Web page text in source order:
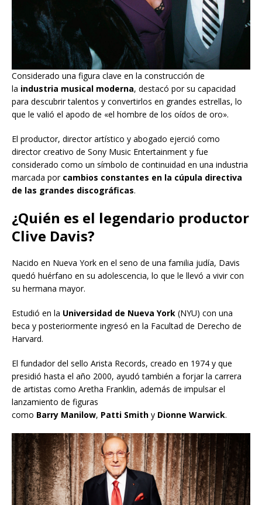
Considerado una figura clave en la construcción de
la industria musical moderna, destacó por su capacidad
para descubrir talentos y convertirlos en grandes estrellas, lo
que le valió el apodo de «el hombre de los oídos de oro».
El productor, director artístico y abogado ejerció como
director creativo de Sony Music Entertainment y fue
considerado como un símbolo de continuidad en una industria
marcada porcambios constantes en la cúpula directiva
de las grandes discográficas.
¿Quién es el legendario productor
Clive Davis?
Nacido en Nueva York en el seno de una familia judía, Davis
quedó huérfano en su adolescencia, lo que le llevó a vivir con
su hermana mayor.
Estudió en la Universidad de Nueva York (NYU) con una
beca y posteriormente ingresó en la Facultad de Derecho de
Harvard.
El fundador del sello Arista Records, creado en 1974 y que
presidió hasta el año 2000, ayudó también a forjar la carrera
de artistas como Aretha Franklin, además de impulsar el
lanzamiento de figuras
como Barry Manilow, Patti Smith y Dionne Warwick.